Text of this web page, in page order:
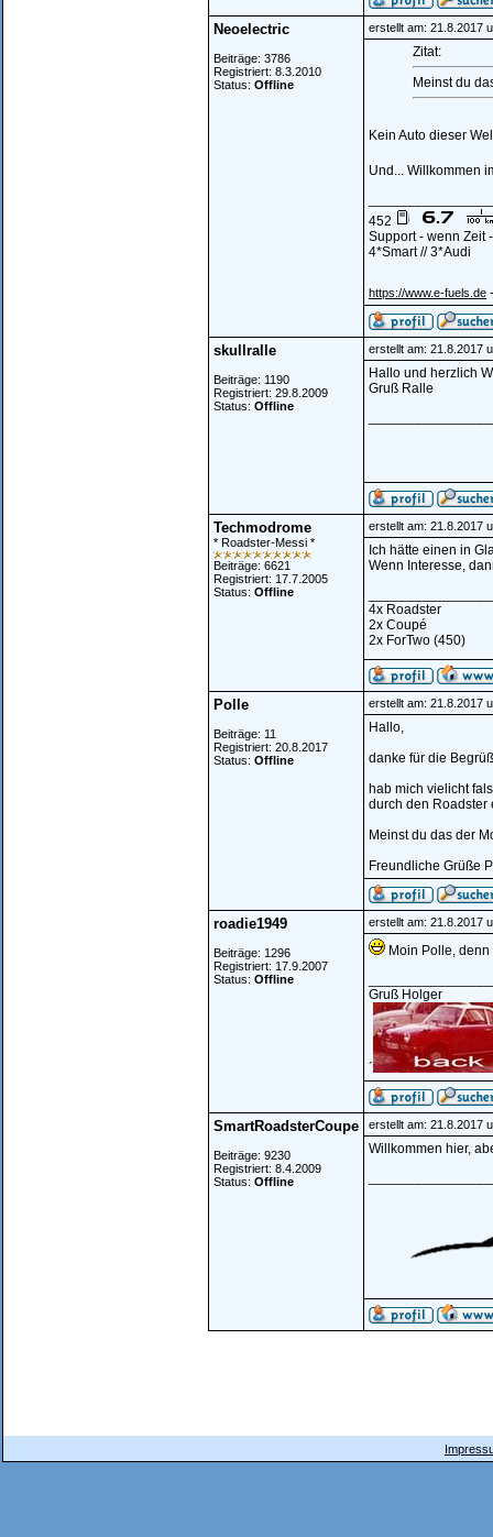
Neoelectric
Beiträge: 3786
Registriert: 8.3.2010
Status: Offline
erstellt am: 21.8.2017
Zitat:
Meinst du
Kein Auto dieser
Und... Willkommen
452
Support - wenn Zeit
4*Smart // 3*Audi
https://www.e-fuels.de
skullralle
Beiträge: 1190
Registriert: 29.8.2009
Status: Offline
erstellt am: 21.8.2017
Hallo und herzlich
Gruß Ralle
Techmodrome
* Roadster-Messi *
Beiträge: 6621
Registriert: 17.7.2005
Status: Offline
erstellt am: 21.8.2017
Ich hätte einen in
Wenn Interesse,
4x Roadster
2x Coupé
2x ForTwo (450)
Polle
Beiträge: 11
Registriert: 20.8.2017
Status: Offline
erstellt am: 21.8.2017
Hallo,
danke für die
hab mich vielicht
durch den Roadster
Meinst du das der
Freundliche Grüße
roadie1949
Beiträge: 1296
Registriert: 17.9.2007
Status: Offline
erstellt am: 21.8.2017
Moin Polle,
Gruß Holger
´
SmartRoadsterCoupe
Beiträge: 9230
Registriert: 8.4.2009
Status: Offline
erstellt am: 21.8.2017
Willkommen hier,